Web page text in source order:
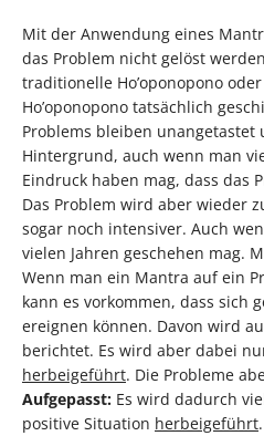
Mit der Anwendung eines
das Problem nicht gelöst
traditionelle Ho’oponopono
Ho’oponopono tatsächlich
Problems bleiben
Hintergrund, auch wenn man
Eindruck haben mag, dass das
Das Problem wird aber wieder
sogar noch intensiver. Auch
vielen Jahren geschehen mag.
Wenn man ein Mantra auf ein
kann es vorkommen, dass sich
ereignen können. Davon wird
berichtet. Es wird aber dabei
herbeigeführt. Die Probleme
Aufgepasst: Es wird dadurch
positive Situation herbeigeführt